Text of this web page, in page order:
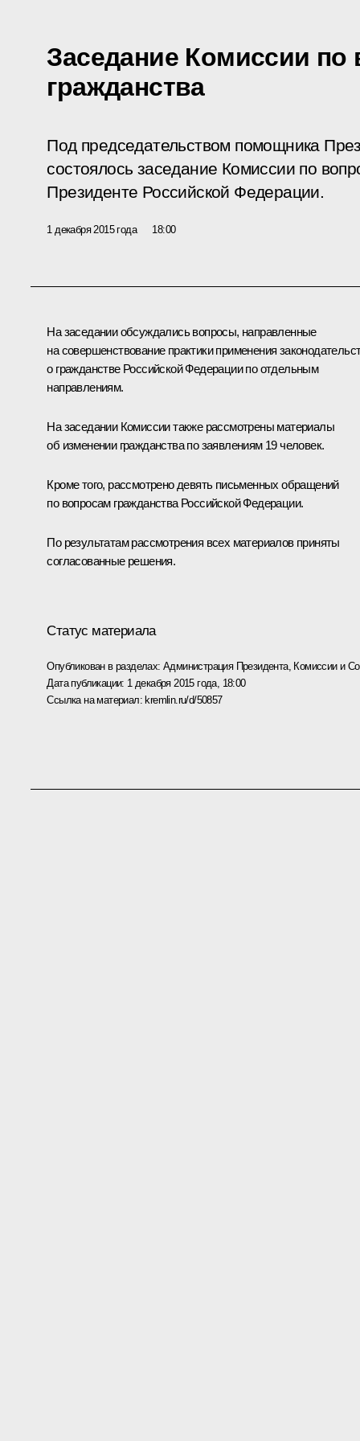
Заседание Комиссии по
гражданства
Под председательством помощника
состоялось заседание Комиссии по
Президенте Российской Федерации.
1 декабря 2015 года 18:00
На заседании обсуждались вопросы, направленные
на совершенствование практики применения
о гражданстве Российской Федерации по отдельным
направлениям.
На заседании Комиссии также рассмотрены материалы
об изменении гражданства по заявлениям 19 человек.
Кроме того, рассмотрено девять письменных обращений
по вопросам гражданства Российской Федерации.
По результатам рассмотрения всех материалов приняты
согласованные решения.
Статус материала
Опубликован в разделах: Администрация Президента, Комиссии и
Дата публикации: 1 декабря 2015 года, 18:00
Ссылка на материал: kremlin.ru/d/50857